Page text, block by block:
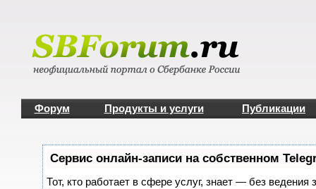
Форум Продукты и услуги Публикации
Сервис онлайн-записи на собственном
Тот, кто работает в сфере услуг, знает — без ведения